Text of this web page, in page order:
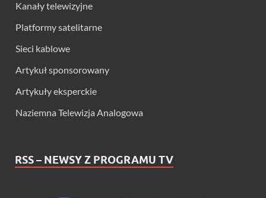
Kanały telewizyjne
Platformy satelitarne
Sieci kablowe
Artykuł sponsorowany
Artykuły eksperckie
Naziemna Telewizja Analogowa
RSS – NEWSY Z PROGRAMU TV